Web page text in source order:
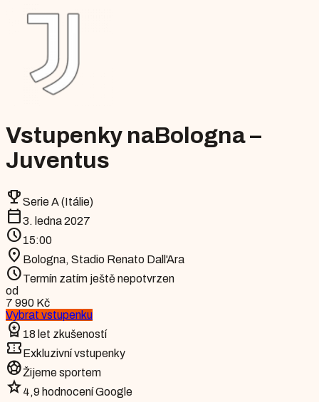
Vstupenky naBologna –
Juventus
emoji_eventsSerie A (Itálie)
calendar_today3. ledna 2027
schedule15:00
location_on Bologna, Stadio Renato Dall'Ara
scheduleTermín zatím ještě nepotvrzen
od
7 990 Kč
Vybrat vstupenku
workspace_premium 18 let zkušeností
confirmation_numberExkluzivní vstupenky
sports_soccerŽijeme sportem
star4,9 hodnocení Google